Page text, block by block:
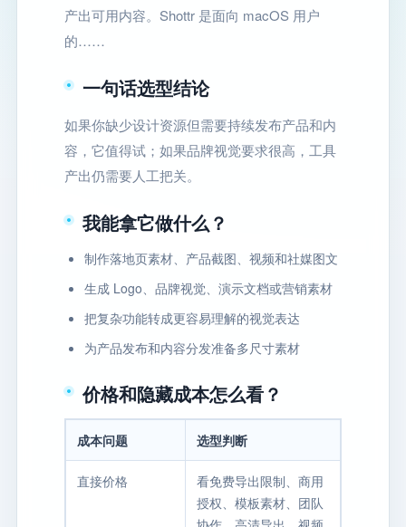
产出可用内容。Shottr 是面向 macOS 用户
的……
一句话选型结论
如果你缺少设计资源但需要持续发布产品和内
容，它值得试；如果品牌视觉要求很高，工具
产出仍需要人工把关。
我能拿它做什么？
制作落地页素材、产品截图、视频和社媒图文
生成 Logo、品牌视觉、演示文档或营销素材
把复杂功能转成更容易理解的视觉表达
为产品发布和内容分发准备多尺寸素材
价格和隐藏成本怎么看？
成本问题 选型判断
直接价格
看免费导出限制、商用
授权、模板素材、团队